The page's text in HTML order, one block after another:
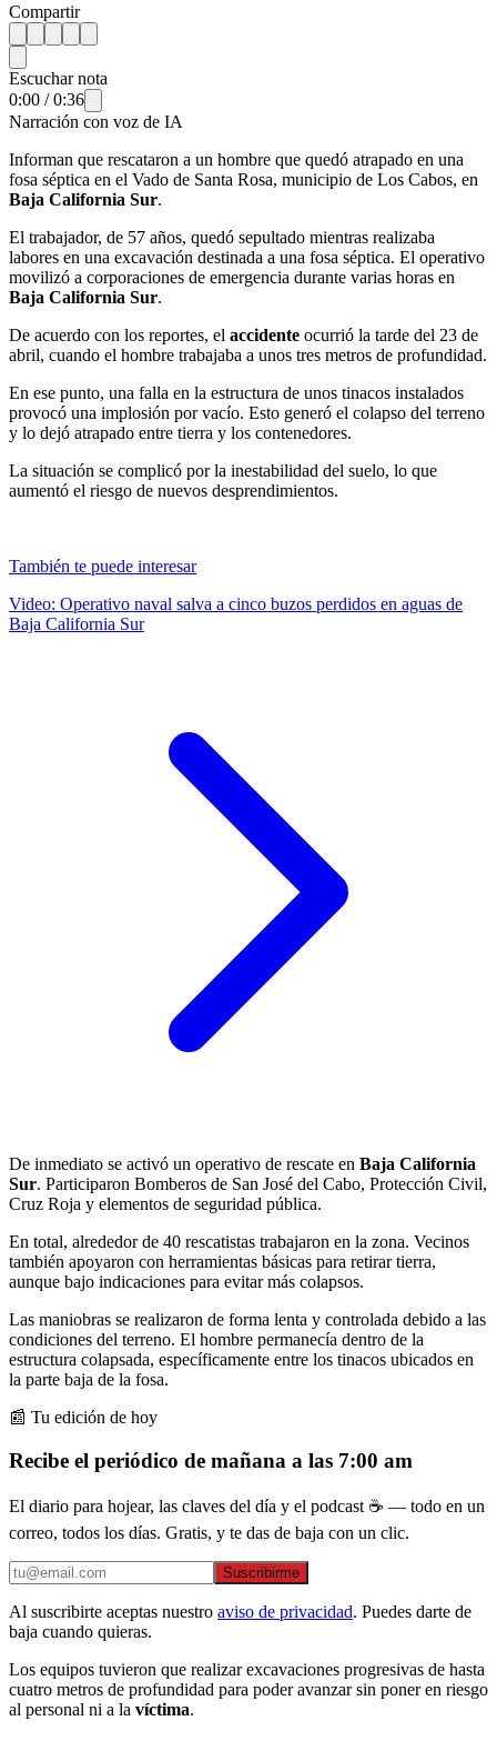
Compartir
Escuchar nota
0:00 /0:36
Narración con voz de IA
Informan que rescataron a un hombre que quedó atrapado en una
fosa séptica en el Vado de Santa Rosa, municipio de Los Cabos, en
Baja California Sur.
El trabajador, de 57 años, quedó sepultado mientras realizaba
labores en una excavación destinada a una fosa séptica. El operativo
movilizó a corporaciones de emergencia durante varias horas en
Baja California Sur.
De acuerdo con los reportes, el accidente ocurrió la tarde del 23 de
abril, cuando el hombre trabajaba a unos tres metros de profundidad.
En ese punto, una falla en la estructura de unos tinacos instalados
provocó una implosión por vacío. Esto generó el colapso del terreno
y lo dejó atrapado entre tierra y los contenedores.
La situación se complicó por la inestabilidad del suelo, lo que
aumentó el riesgo de nuevos desprendimientos.
También te puede interesar
Video: Operativo naval salva a cinco buzos perdidos en aguas de
Baja California Sur
De inmediato se activó un operativo de rescate en Baja California
Sur. Participaron Bomberos de San José del Cabo, Protección Civil,
Cruz Roja y elementos de seguridad pública.
En total, alrededor de 40 rescatistas trabajaron en la zona. Vecinos
también apoyaron con herramientas básicas para retirar tierra,
aunque bajo indicaciones para evitar más colapsos.
Las maniobras se realizaron de forma lenta y controlada debido a las
condiciones del terreno. El hombre permanecía dentro de la
estructura colapsada, específicamente entre los tinacos ubicados en
la parte baja de la fosa.
📰 Tu edición de hoy
Recibe el periódico de mañana a las 7:00 am
El diario para hojear, las claves del día y el podcast ☕ — todo en un
correo, todos los días. Gratis, y te das de baja con un clic.
Suscribirme
Al suscribirte aceptas nuestro aviso de privacidad. Puedes darte de
baja cuando quieras.
Los equipos tuvieron que realizar excavaciones progresivas de hasta
cuatro metros de profundidad para poder avanzar sin poner en riesgo
al personal ni a la víctima.